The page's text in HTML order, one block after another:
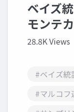
ベイズ
モンテ
28.8K Views
#ベイズ統
#マルコフ